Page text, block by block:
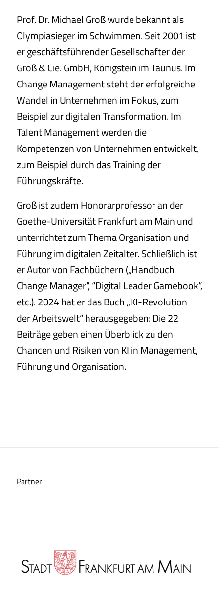
Prof. Dr. Michael Groß wurde bekannt als
Olympiasieger im Schwimmen. Seit 2001 ist
er geschäftsführender Gesellschafter der
Groß & Cie. GmbH, Königstein im Taunus. Im
Change Management steht der erfolgreiche
Wandel in Unternehmen im Fokus, zum
Beispiel zur digitalen Transformation. Im
Talent Management werden die
Kompetenzen von Unternehmen entwickelt,
zum Beispiel durch das Training der
Führungskräfte.
Groß ist zudem Honorarprofessor an der
Goethe-Universität Frankfurt am Main und
unterrichtet zum Thema Organisation und
Führung im digitalen Zeitalter. Schließlich ist
er Autor von Fachbüchern („Handbuch
Change Manager“, “Digital Leader Gamebook“,
etc.). 2024 hat er das Buch „KI-Revolution
der Arbeitswelt“ herausgegeben: Die 22
Beiträge geben einen Überblick zu den
Chancen und Risiken von KI in Management,
Führung und Organisation.
Partner